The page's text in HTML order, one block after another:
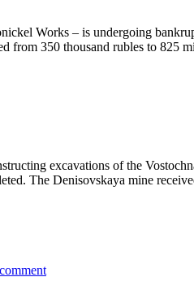
Works – is undergoing
from 350 thousand rubles to 825
excavations of the
The Denisovskaya mine